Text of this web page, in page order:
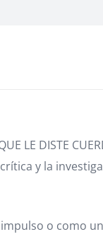
LE DISTE
y la
o como